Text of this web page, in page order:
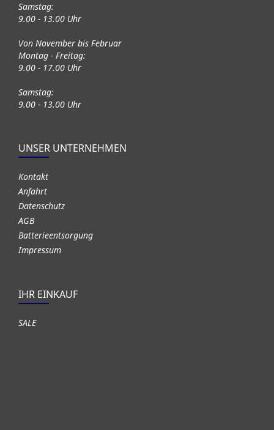
Samstag:
9.00 - 13.00 Uhr
Von November bis Februar
Montag - Freitag:
9.00 - 17.00 Uhr
Samstag:
9.00 - 13.00 Uhr
UNSER UNTERNEHMEN
Kontakt
Anfahrt
Datenschutz
AGB
Batterieentsorgung
Impressum
IHR EINKAUF
SALE